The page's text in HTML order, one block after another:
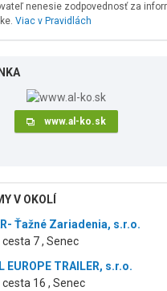
nenesie zodpovednosť za
Viac v Pravidlách
www.al-ko.sk
V OKOLÍ
Ťažné Zariadenia, s.r.o.
cesta 7 , Senec
EUROPE TRAILER, s.r.o.
cesta 16 , Senec